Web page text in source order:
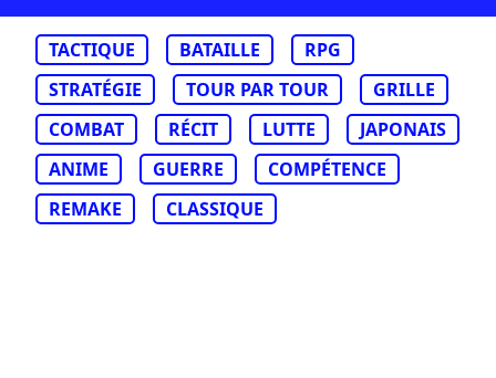
TACTIQUE BATAILLE
RPG
STRATÉGIE
TOUR PAR TOUR
GRILLE
COMBAT
RÉCIT LUTTE
JAPONAIS
ANIME
GUERRE
COMPÉTENCE
REMAKE
CLASSIQUE